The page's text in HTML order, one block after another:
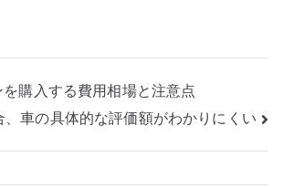
購入する費用相場と注意点
、車の具体的な評価額がわかりにくい